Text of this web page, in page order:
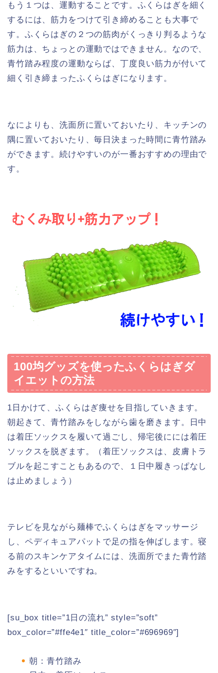
もう１つは、運動することです。ふくらはぎを細く
するには、筋力をつけて引き締めることも大事で
す。ふくらはぎの２つの筋肉がくっきり判るような
筋力は、ちょっとの運動ではできません。なので、
青竹踏み程度の運動ならば、丁度良い筋力が付いて
細く引き締まったふくらはぎになります。
なによりも、洗面所に置いておいたり、キッチンの
隅に置いておいたり、毎日決まった時間に青竹踏み
ができます。続けやすいのが一番おすすめの理由で
す。
100均グッズを使ったふくらはぎダ
イエットの方法
1日かけて、ふくらはぎ痩せを目指していきます。
朝起きて、青竹踏みをしながら歯を磨きます。日中
は着圧ソックスを履いて過ごし、帰宅後にには着圧
ソックスを脱ぎます。（着圧ソックスは、皮膚トラ
ブルを起こすこともあるので、１日中履きっぱなし
は止めましょう）
テレビを見ながら麺棒でふくらはぎをマッサージ
し、ペディキュアパットで足の指を伸ばします。寝
る前のスキンケアタイムには、洗面所でまた青竹踏
みをするといいですね。
[su_box title=”1日の流れ” style=”soft”
box_color=”#ffe4e1″ title_color=”#696969″]
朝：青竹踏み